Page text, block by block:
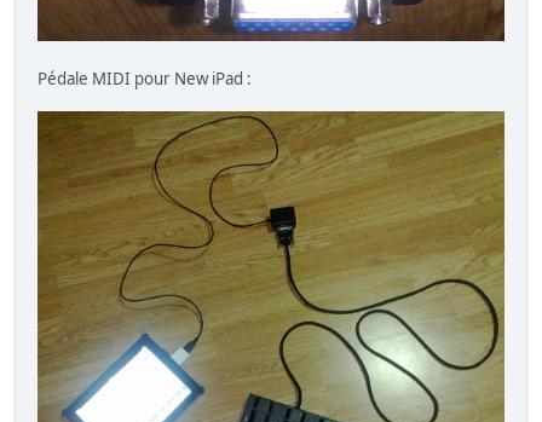
Pédale MIDI pour New iPad :